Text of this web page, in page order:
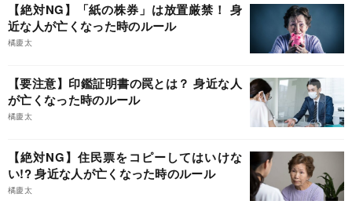
【絶対NG】「紙の株券」は放置厳禁！ 身
近な人が亡くなった時のルール
橘慶太
【要注意】印鑑証明書の罠とは？ 身近な人
が亡くなった時のルール
橘慶太
【絶対NG】住民票をコピーしてはいけな
い!? 身近な人が亡くなった時のルール
橘慶太